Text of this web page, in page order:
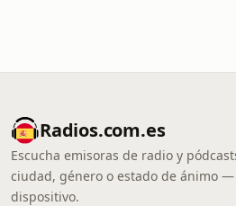
Radios.com.es
Escucha emisoras de radio y
ciudad, género o estado de ánimo
dispositivo.